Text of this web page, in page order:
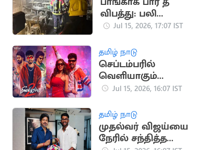
விபத்து: பலி
எண்ணிக்கை 32 ஆக
Jul 15, 2026, 17:07 IST
தமிழ் நாடு
செப்டம்பரில்
வெளியாகும்
ஹிப்ஹாப் ஆதியின்
Jul 15, 2026, 16:07 IST
தமிழ் நாடு
முதல்வர் விஜய்யை
நேரில் சந்தித்த